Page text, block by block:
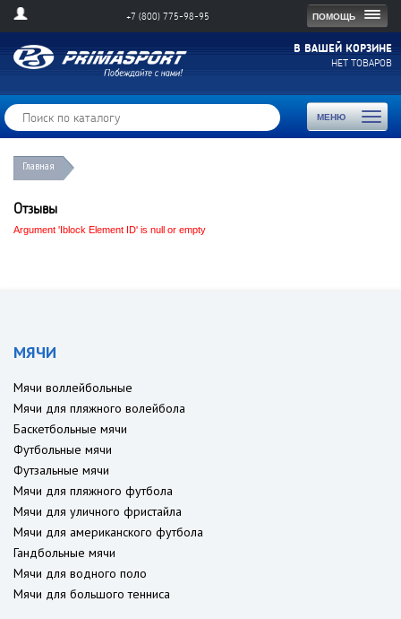
ПОМОЩЬ
+7 (800) 775-98-95
В ВАШЕЙ КОРЗИНЕ
НЕТ ТОВАРОВ
МЕНЮ
Toggle
Главная
Отзывы
Argument 'Iblock Element ID' is null or empty
МЯЧИ
Мячи воллейбольные
Мячи для пляжного волейбола
Баскетбольные мячи
Футбольные мячи
Футзальные мячи
Мячи для пляжного футбола
Мячи для уличного фристайла
Мячи для американского футбола
Гандбольные мячи
Мячи для водного поло
Мячи для большого тенниса